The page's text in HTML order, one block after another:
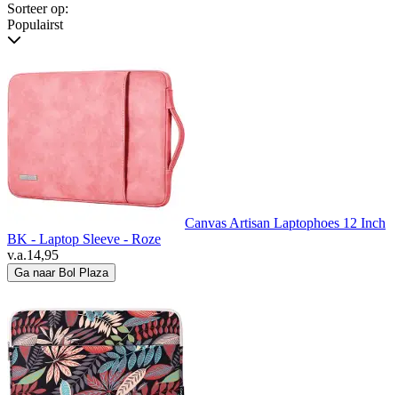
Sorteer op:
Populairst
Canvas Artisan Laptophoes 12 Inch
BK - Laptop Sleeve - Roze
v.a.14,95
Ga naar Bol Plaza